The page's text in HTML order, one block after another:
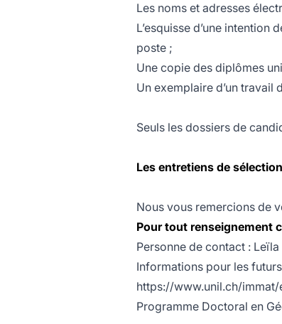
Les noms et adresses
L’esquisse d’une
poste ;
Une copie des diplômes
Un exemplaire d’un travail
Seuls les dossiers de
Les entretiens de
Nous vous remercions de
Pour tout renseignement
Personne de contact :
Informations pour les
https://www.unil.ch/
Programme Doctoral en